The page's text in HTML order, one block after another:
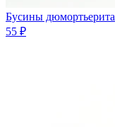
Бусины дюмортьерита
55 ₽